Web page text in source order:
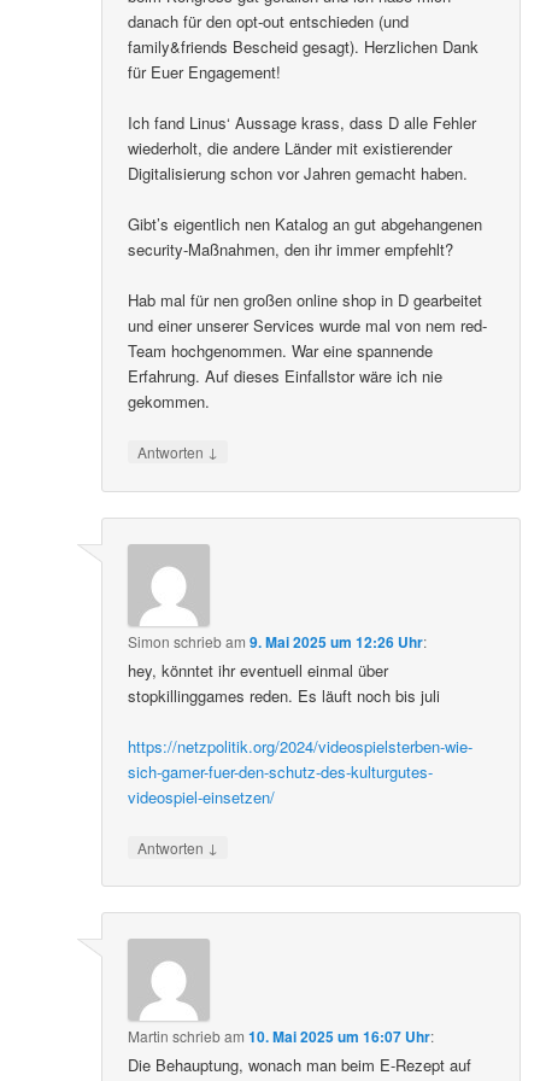
danach für den opt-out entschieden (und
family&friends Bescheid gesagt). Herzlichen Dank
für Euer Engagement!
Ich fand Linus‘ Aussage krass, dass D alle Fehler
wiederholt, die andere Länder mit existierender
Digitalisierung schon vor Jahren gemacht haben.
Gibt’s eigentlich nen Katalog an gut abgehangenen
security-Maßnahmen, den ihr immer empfehlt?
Hab mal für nen großen online shop in D gearbeitet
und einer unserer Services wurde mal von nem red-
Team hochgenommen. War eine spannende
Erfahrung. Auf dieses Einfallstor wäre ich nie
gekommen.
Antworten ↓
Simon schriebam9. Mai 2025 um 12:26 Uhr:
hey, könntet ihr eventuell einmal über
stopkillinggames reden. Es läuft noch bis juli
https://netzpolitik.org/2024/videospielsterben-wie-
sich-gamer-fuer-den-schutz-des-kulturgutes-
videospiel-einsetzen/
Antworten ↓
Martin schriebam10. Mai 2025 um 16:07 Uhr:
Die Behauptung, wonach man beim E-Rezept auf